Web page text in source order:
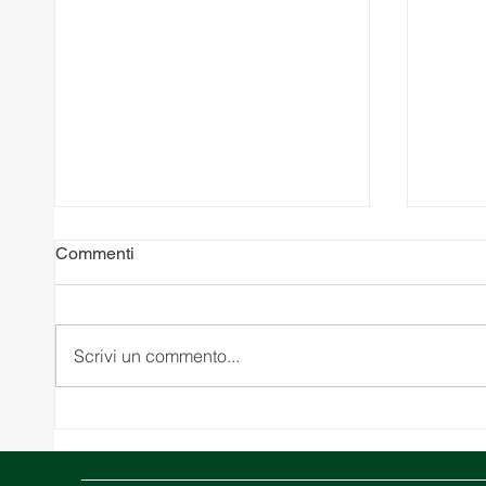
Commenti
Scrivi un commento...